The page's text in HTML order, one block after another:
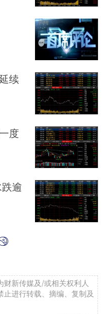
续
度
逾
财新传媒及/或相关权利人
进行转载、摘编、复制及